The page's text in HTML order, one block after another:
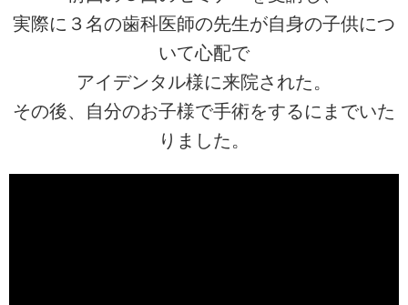
実際に３名の歯科医師の先生が自身の子供につ
いて心配で
アイデンタル様に来院された。
その後、自分のお子様で手術をするにまでいた
りました。